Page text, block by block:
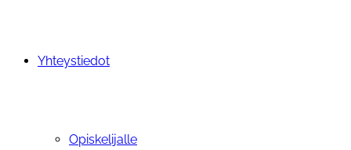
Yhteystiedot
Opiskelijalle